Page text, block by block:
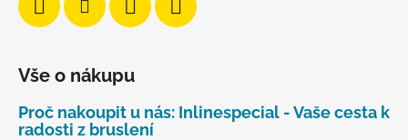
Vše o nákupu
Proč nakoupit u nás: Inlinespecial - Vaše cesta k
radosti z bruslení